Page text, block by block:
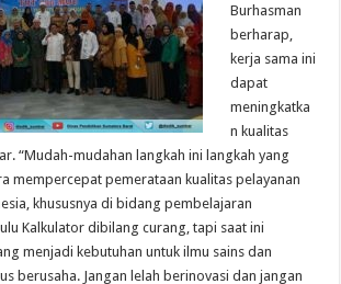
Burhasman
berharap,
kerja sama ini
dapat
meningkatka
n kualitas
“Mudah-mudahan langkah ini langkah yang
mempercepat pemerataan kualitas pelayanan
khususnya di bidang pembelajaran
Kalkulator dibilang curang, tapi saat ini
menjadi kebutuhan untuk ilmu sains dan
berusaha. Jangan lelah berinovasi dan jangan